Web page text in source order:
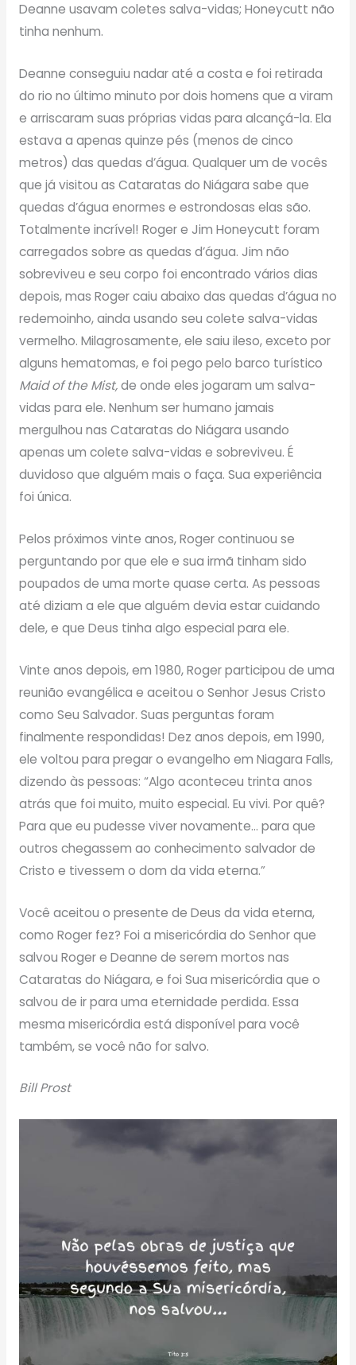
Deanne usavam coletes salva-vidas; Honeycutt não
tinha nenhum.
Deanne conseguiu nadar até a costa e foi retirada
do rio no último minuto por dois homens que a viram
e arriscaram suas próprias vidas para alcançá-la. Ela
estava a apenas quinze pés (menos de cinco
metros) das quedas d’água. Qualquer um de vocês
que já visitou as Cataratas do Niágara sabe que
quedas d’água enormes e estrondosas elas são.
Totalmente incrível! Roger e Jim Honeycutt foram
carregados sobre as quedas d’água. Jim não
sobreviveu e seu corpo foi encontrado vários dias
depois, mas Roger caiu abaixo das quedas d’água no
redemoinho, ainda usando seu colete salva-vidas
vermelho. Milagrosamente, ele saiu ileso, exceto por
alguns hematomas, e foi pego pelo barco turístico
Maid of the Mist,de onde eles jogaram um salva-
vidas para ele. Nenhum ser humano jamais
mergulhou nas Cataratas do Niágara usando
apenas um colete salva-vidas e sobreviveu. É
duvidoso que alguém mais o faça. Sua experiência
foi única.
Pelos próximos vinte anos, Roger continuou se
perguntando por que ele e sua irmã tinham sido
poupados de uma morte quase certa. As pessoas
até diziam a ele que alguém devia estar cuidando
dele, e que Deus tinha algo especial para ele.
Vinte anos depois, em 1980, Roger participou de uma
reunião evangélica e aceitou o Senhor Jesus Cristo
como Seu Salvador. Suas perguntas foram
finalmente respondidas! Dez anos depois, em 1990,
ele voltou para pregar o evangelho em Niagara Falls,
dizendo às pessoas: “Algo aconteceu trinta anos
atrás que foi muito, muito especial. Eu vivi. Por quê?
Para que eu pudesse viver novamente… para que
outros chegassem ao conhecimento salvador de
Cristo e tivessem o dom da vida eterna.”
Você aceitou o presente de Deus da vida eterna,
como Roger fez? Foi a misericórdia do Senhor que
salvou Roger e Deanne de serem mortos nas
Cataratas do Niágara, e foi Sua misericórdia que o
salvou de ir para uma eternidade perdida. Essa
mesma misericórdia está disponível para você
também, se você não for salvo.
Bill Prost